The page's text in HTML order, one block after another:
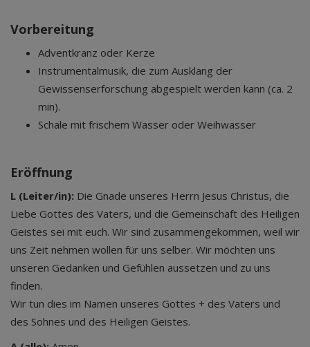
Vorbereitung
Adventkranz oder Kerze
Instrumentalmusik, die zum Ausklang der
Gewissenserforschung abgespielt werden kann (ca. 2
min).
Schale mit frischem Wasser oder Weihwasser
Eröffnung
L (Leiter/in): Die Gnade unseres Herrn Jesus Christus, die
Liebe Gottes des Vaters, und die Gemeinschaft des Heiligen
Geistes sei mit euch. Wir sind zusammengekommen, weil wir
uns Zeit nehmen wollen für uns selber. Wir möchten uns
unseren Gedanken und Gefühlen aussetzen und zu uns
finden.
Wir tun dies im Namen unseres Gottes + des Vaters und
des Sohnes und des Heiligen Geistes.